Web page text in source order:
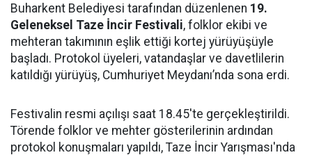
Buharkent Belediyesi tarafından düzenlenen 19.
Geleneksel Taze İncir Festivali, folklor ekibi ve
mehteran takımının eşlik ettiği kortej yürüyüşüyle
başladı. Protokol üyeleri, vatandaşlar ve davetlilerin
katıldığı yürüyüş, Cumhuriyet Meydanı’nda sona erdi.
Festivalin resmi açılışı saat 18.45'te gerçekleştirildi.
Törende folklor ve mehter gösterilerinin ardından
protokol konuşmaları yapıldı, Taze İncir Yarışması'nda